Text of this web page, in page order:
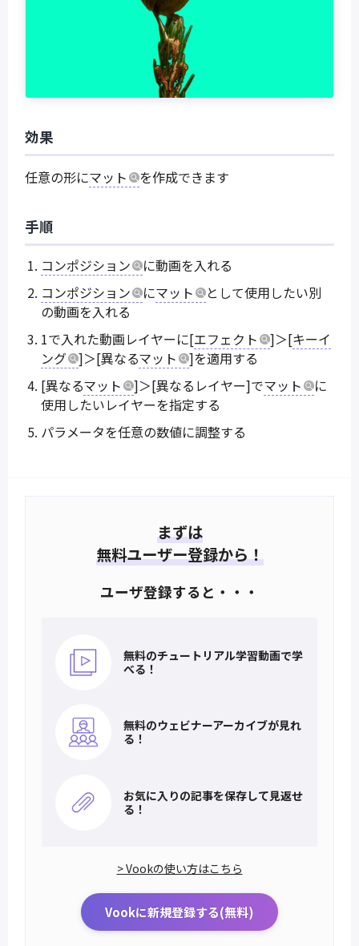
効果
任意の形にマット を作成できます
手順
コンポジション
に動画を入れる
コンポジション
にマット
として使用したい別
の動画を入れる
1で入れた動画レイヤーに[エフェクト ]＞[キーイ
ング
]＞[異なるマット
]を適用する
[異なるマット ]＞[異なるレイヤー]でマット
に
使用したいレイヤーを指定する
パラメータを任意の数値に調整する
まずは
無料ユーザー登録から！
ユーザ登録すると・・・
無料のチュートリアル学習動画で学
べる！
無料のウェビナーアーカイブが見れ
る！
お気に入りの記事を保存して見返せ
る！
> Vookの使い方はこちら
Vookに新規登録する(無料)